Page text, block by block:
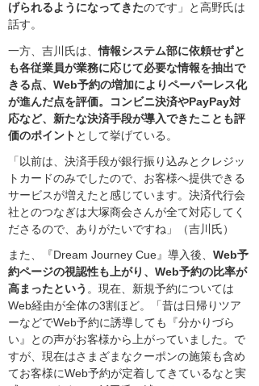
げられるようになってきたのです」と高野氏は
話す。
一方、吉川氏は、情報システム部に依頼せずと
も各従業員が業務に応じて必要な情報を抽出で
きる点、Web予約の増加によりペーパーレス化
が進んだ点を評価。コンビニ決済やPayPay対
応など、新たな決済手段が導入できたことも評
価のポイント として挙げている。
「以前は、決済手段が銀行振り込みとクレジッ
トカードのみでしたので、お客様へ提供できる
サービスが増えたと感じています。決済代行会
社とのつなぎは大塚商会さんが全て対応してく
ださるので、ありがたいですね」（吉川氏）
また、『Dream Journey Cue』導入後、 Web予
約ページの視認性も上がり、Web予約の比率が
高まったという 。現在、新規予約については
Web経由が全体の3割ほど。「昔は日帰りツア
ーなどでWeb予約に誘導しても『分かりづら
い』との声がお客様から上がっていました。で
すが、現在はさまざまなクーポンの施策も含め
てお客様にWeb予約が定着してきているなと実